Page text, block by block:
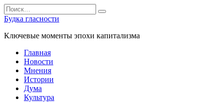
Перейти
к
содержанию
Search
for:
Будка гласности
Ключевые моменты эпохи капитализма
Главная
Новости
Мнения
Истории
Дума
Культура